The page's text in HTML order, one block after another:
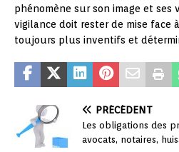
phénomène sur son image et ses
vigilance doit rester de mise face
toujours plus inventifs et
PRÉCÉDENT
Les obligations des
avocats, notaires,